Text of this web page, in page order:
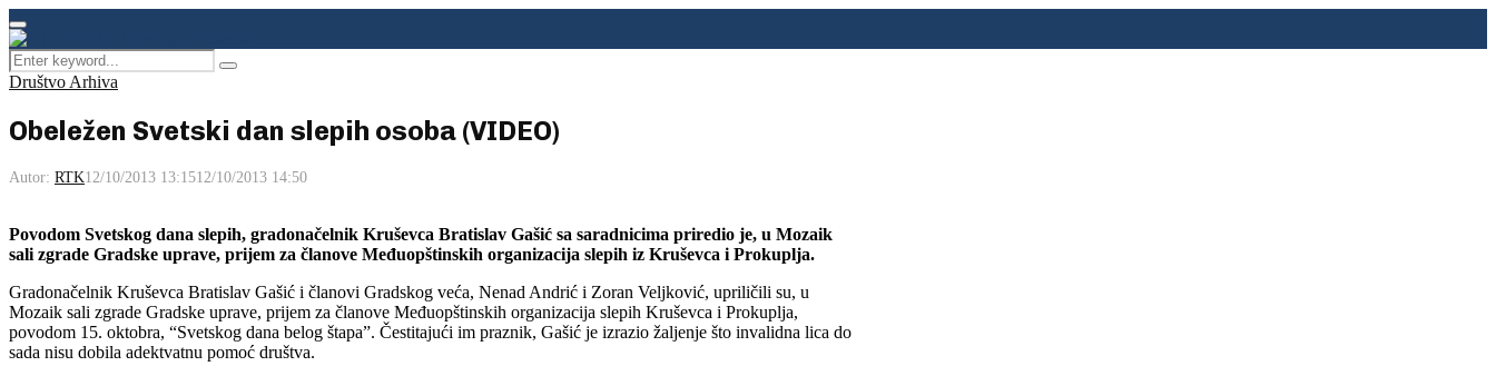
Facebook
Instagram
Youtube
Primary
Menu
Search
for:
Pretraga
Društvo Arhiva
Obeležen Svetski dan slepih osoba (VIDEO)
Autor: RTK12/10/2013 13:1512/10/2013 14:50
Povodom Svetskog dana slepih, gradonačelnik Kruševca Bratislav Gašić sa saradnicima priredio je, u Mozaik
sali zgrade Gradske uprave, prijem za članove Međuopštinskih organizacija slepih iz Kruševca i Prokuplja.
Gradonačelnik Kruševca Bratislav Gašić i članovi Gradskog veća, Nenad Andrić i Zoran Veljković, upriličili su, u
Mozaik sali zgrade Gradske uprave, prijem za članove Međuopštinskih organizacija slepih Kruševca i Prokuplja,
povodom 15. oktobra, “Svetskog dana belog štapa”. Čestitajući im praznik, Gašić je izrazio žaljenje što invalidna lica do
sada nisu dobila adektvatnu pomoć društva.